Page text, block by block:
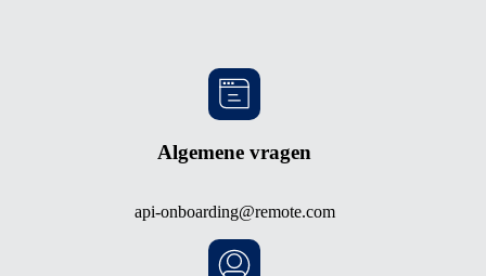
Algemene vragen
api-onboarding@remote.com